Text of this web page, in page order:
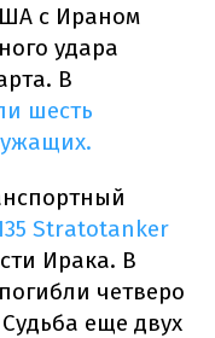
с Ираном
удара
В
шесть
Stratotanker
Ирака. В
четверо
еще двух